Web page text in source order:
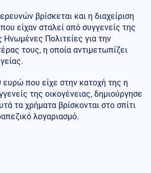
βρίσκεται και η διαχείριση
είχαν σταλεί από συγγενείς της
Ηνωμένες Πολιτείες για την
τους, η οποία αντιμετωπίζει
που είχε στην κατοχή της η
της οικογένειας, δημιούργησε
τα χρήματα βρίσκονται στο σπίτι
λογαριασμό.